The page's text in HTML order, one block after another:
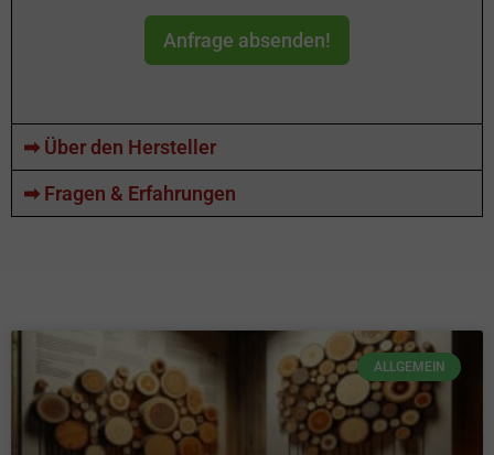
Anfrage absenden!
➡ Über den Hersteller
➡ Fragen & Erfahrungen
ALLGEMEIN